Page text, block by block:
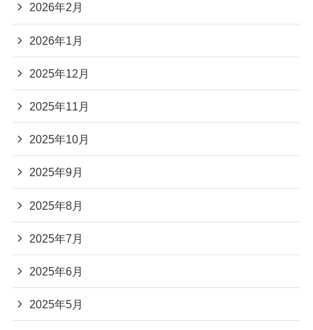
2026年2月
2026年1月
2025年12月
2025年11月
2025年10月
2025年9月
2025年8月
2025年7月
2025年6月
2025年5月